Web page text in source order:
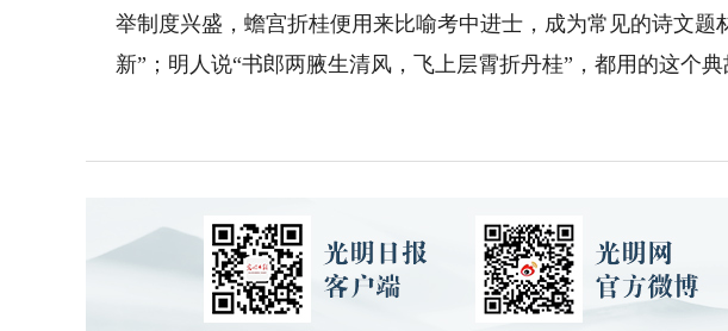
举制度兴盛，蟾宫折桂便用来比喻考中进士，成为常见的诗文题
新”；明人说“书郎两腋生清风，飞上层霄折丹桂”，都用的这个典